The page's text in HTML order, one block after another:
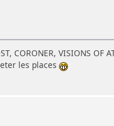
CORONER, VISIONS OF
les places